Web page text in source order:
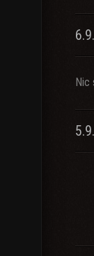
Nic